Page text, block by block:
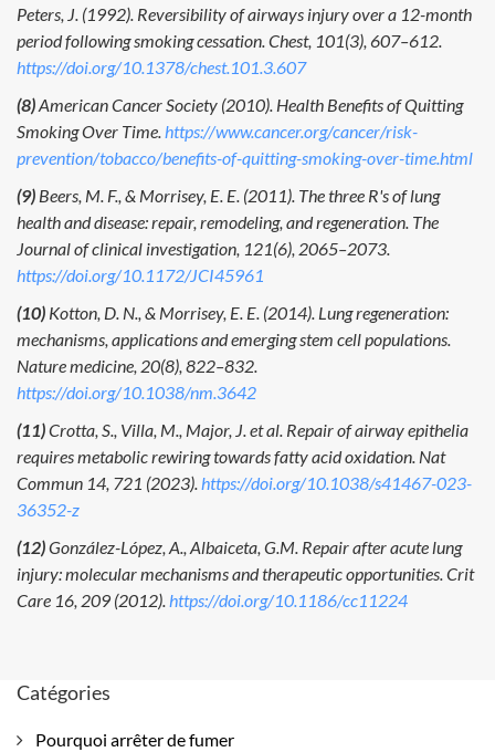
Peters, J. (1992). Reversibility of airways injury over a 12-month
period following smoking cessation. Chest, 101(3), 607–612.
https://doi.org/10.1378/chest.101.3.607
(8)American Cancer Society (2010). Health Benefits of Quitting
Smoking Over Time.https://www.cancer.org/cancer/risk-
prevention/tobacco/benefits-of-quitting-smoking-over-time.html
(9) Beers, M. F., & Morrisey, E. E. (2011). The three R's of lung
health and disease: repair, remodeling, and regeneration. The
Journal of clinical investigation, 121(6), 2065–2073.
https://doi.org/10.1172/JCI45961
(10) Kotton, D. N., & Morrisey, E. E. (2014). Lung regeneration:
mechanisms, applications and emerging stem cell populations.
Nature medicine, 20(8), 822–832.
https://doi.org/10.1038/nm.3642
(11)Crotta, S., Villa, M., Major, J. et al. Repair of airway epithelia
requires metabolic rewiring towards fatty acid oxidation. Nat
Commun 14, 721 (2023).https://doi.org/10.1038/s41467-023-
36352-z
(12)González-López, A., Albaiceta, G.M. Repair after acute lung
injury: molecular mechanisms and therapeutic opportunities. Crit
Care 16, 209 (2012).https://doi.org/10.1186/cc11224
Catégories
Pourquoi arrêter de fumer